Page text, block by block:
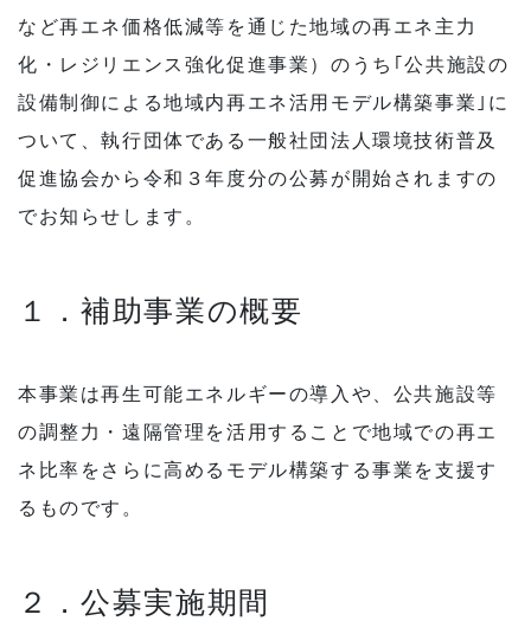
など再エネ価格低減等を通じた地域の再エネ主力
化・レジリエンス強化促進事業）のうち｢公共施設の
設備制御による地域内再エネ活用モデル構築事業｣に
ついて、執行団体である一般社団法人環境技術普及
促進協会から令和３年度分の公募が開始されますの
でお知らせします。
１．補助事業の概要
本事業は再生可能エネルギーの導入や、公共施設等
の調整力・遠隔管理を活用することで地域での再エ
ネ比率をさらに高めるモデル構築する事業を支援す
るものです。
２．公募実施期間